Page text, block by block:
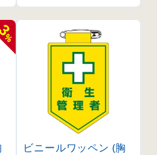
%
ビニールワッペン (胸